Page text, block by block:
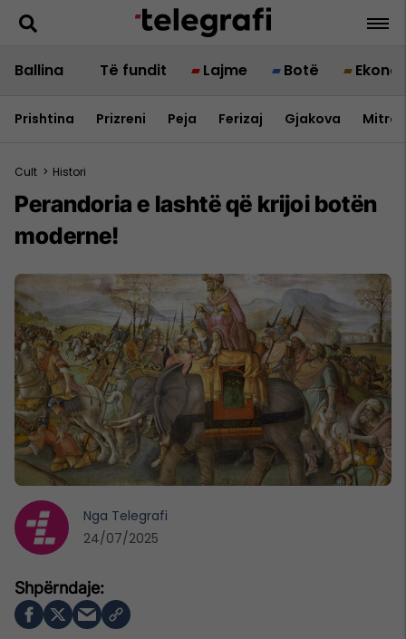
Ballina Të fundit Lajme Botë
Prishtina Prizreni Peja Ferizaj Gjakova
Cult > Histori
Perandoria e lashtë që krijoi botën
moderne!
Nga Telegrafi
24/07/2025